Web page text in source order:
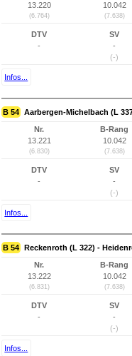
13.220
(6.764)
10.042
(7.638)
DTV
-
SV
-
(-)
Infos...
B 54 Aarbergen-Michelbach (L
Nr.
13.221
(6.830)
B-Rang
10.042
(7.638)
DTV
-
SV
-
(-)
Infos...
B 54 Reckenroth (L 322) -
Nr.
13.222
(6.831)
B-Rang
10.042
(7.638)
DTV
-
SV
-
(-)
Infos...